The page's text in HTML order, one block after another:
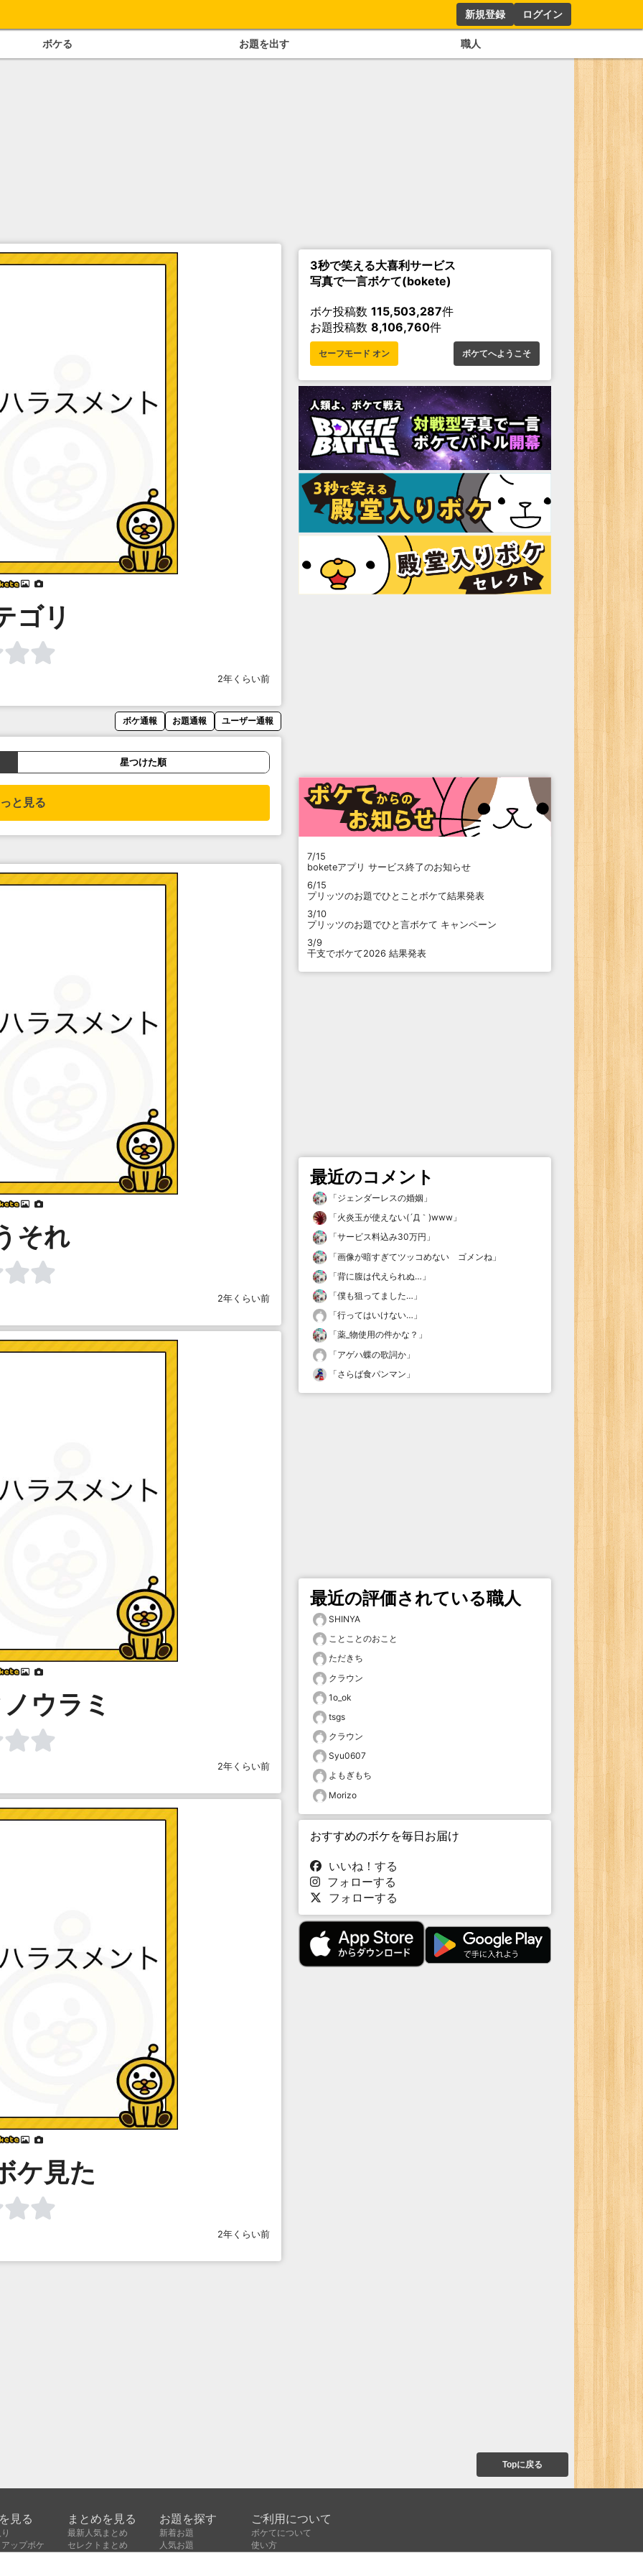
新規登録 ログイン
ボケる お題を出す 職人
ゴリ
2年くらい前
ボケ通報 お題通報 ユーザー通報
星つけた順
と見る
それ
2年くらい前
ウラミ
2年くらい前
ケ見た
2年くらい前
3秒で笑える大喜利サービス
写真で一言ボケて(bokete)
ボケ投稿数 115,503,287件
お題投稿数 8,106,760件
セーフモード オン ボケてへようこそ
7/15
boketeアプリ サービス終了のお知らせ
6/15
プリッツのお題でひとことボケて結果発表
3/10
プリッツのお題でひと言ボケて キャンペーン
3/9
干支でボケて2026 結果発表
最近のコメント
「ジェンダーレスの婚姻 」
「火炎玉が使えない(´Д｀)www 」
「サービス料込み30万円 」
「画像が暗すぎてツッコめない ゴメンね 」
「背に腹は代えられぬ… 」
「僕も狙ってました… 」
「行ってはいけない… 」
「薬_物使用の件かな？ 」
「アゲハ蝶の歌詞か 」
「さらば食パンマン 」
最近の評価されている職人
SHINYA
ことことのおこと
ただきち
クラウン
1o_ok
tsgs
クラウン
Syu0607
よもぎもち
Morizo
おすすめのボケを毎日お届け
いいね！する
フォローする
フォローする
Topに戻る
見る
ップボケ
まとめを見る
最新人気まとめ
セレクトまとめ
お題を探す
新着お題
人気お題
ご利用について
ボケてについて
使い方